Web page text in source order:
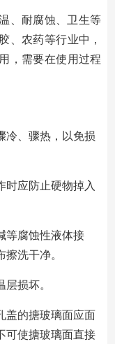
、耐腐蚀、卫生等
、农药等行业中，
，需要在使用过程
冷、骤热，以免损
时应防止硬物掉入
等腐蚀性液体接
洗干净。
损坏。
盖的搪玻璃面应面
可使搪玻璃面直接